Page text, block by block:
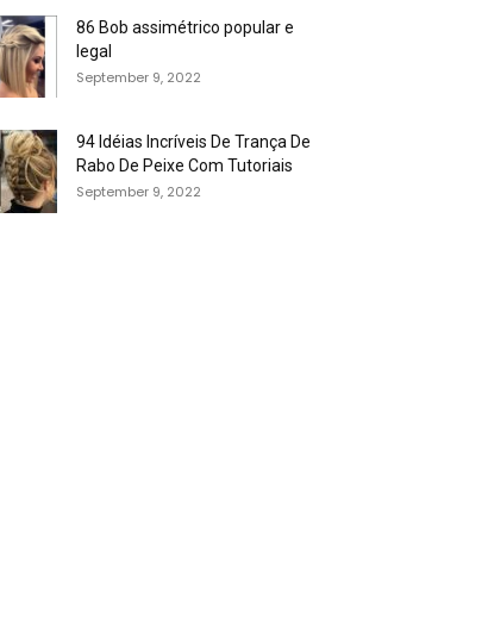
86 Bob assimétrico popular e
legal
September 9, 2022
94 Idéias Incríveis De Trança De
Rabo De Peixe Com Tutoriais
September 9, 2022